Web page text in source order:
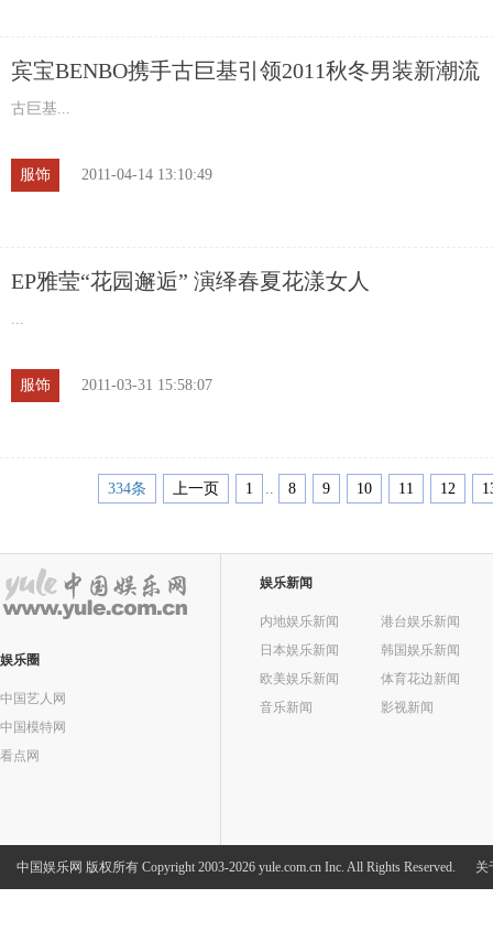
宾宝BENBO携手古巨基引领2011秋冬男装新潮流
古巨基...
服饰 2011-04-14 13:10:49
EP雅莹“花园邂逅” 演绎春夏花漾女人
...
服饰 2011-03-31 15:58:07
334条 上一页 1 .. 8 9 10 11 12
娱乐圈
中国艺人网
中国模特网
看点网
娱乐新闻
内地娱乐新闻
港台娱乐新闻
日本娱乐新闻
韩国娱乐新闻
欧美娱乐新闻
体育花边新闻
音乐新闻
影视新闻
中国娱乐网 版权所有 Copyright 2003-2026 yule.com.cn Inc. All Rights Reserved. 关